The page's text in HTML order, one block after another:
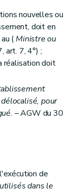
nouvelles ou
doit en
(Ministre ou
art. 7, 4°) ;
réalisation doit
pour
– AGW du 30
de
dans le